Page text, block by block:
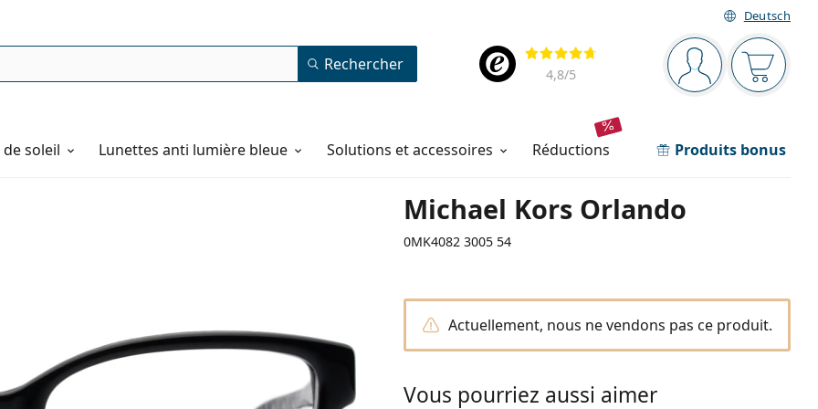
Deutsch
Barre de navigation
Vous êtesVotre
Évaluation
4,8/5
Rechercher
soleil Lunettes anti lumière bleue Solutions et accessoires réductions Produits bonus
Michael Kors Orlando
0MK4082 3005 54
Actuellement, nous ne vendons pas ce produit.
Vous pourriez aussi aimer